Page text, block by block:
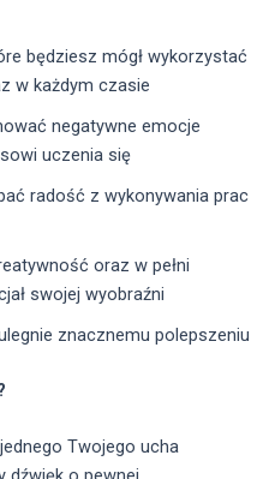
będziesz mógł wykorzystać
w każdym czasie
negatywne emocje
uczenia się
radość z wykonywania prac
oraz w pełni
swojej wyobraźni
znacznemu polepszeniu
Twojego ucha